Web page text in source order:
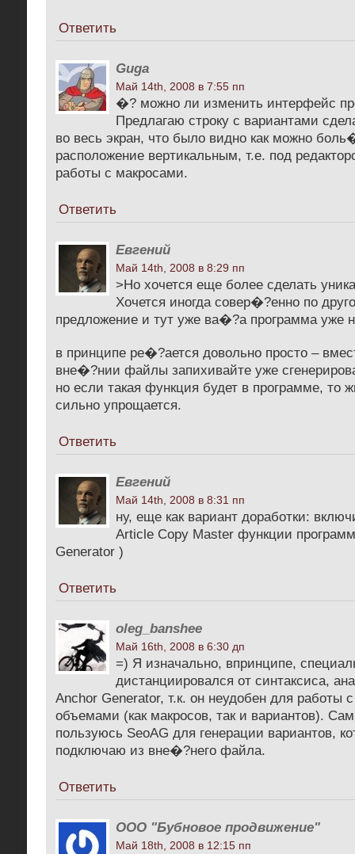
Ответить
Guga
Май 14th, 2008 в 7:55 пп
�? можно ли изменить интерфейс
Предлагаю строку с вариантами
во весь экран, что было видно как можно
расположение вертикальным, т.е. под
работы с макросами.
Ответить
Евгений
Май 14th, 2008 в 8:29 пп
>Но хочется еще более сделать
Хочется иногда совер�?енно по
предложение и тут уже ва�?а программа уже
в принципе ре�?ается довольно просто –
вне�?нии файлы запихивайте уже
но если такая функция будет в программе, то
сильно упрощается.
Ответить
Евгений
Май 14th, 2008 в 8:31 пп
ну, еще как вариант доработки:
Article Copy Master функции
Generator )
Ответить
oleg_banshee
Май 16th, 2008 в 6:30 дп
=) Я изначально, впринципе,
дистанциировался от синтаксиса,
Anchor Generator, т.к. он неудобен для
объемами (как макросов, так и вариантов).
пользуюсь SeoAG для генерации вариантов,
подключаю из вне�?него файла.
Ответить
ООО "Бубновое продвижение"
Май 18th, 2008 в 12:15 пп